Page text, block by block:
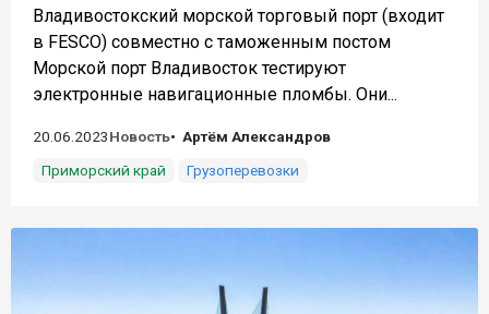
Владивостокский морской торговый порт (входит
в FESCO) совместно с таможенным постом
Морской порт Владивосток тестируют
электронные навигационные пломбы. Они...
20.06.2023Новость
Артём Александров
Приморский край
Грузоперевозки